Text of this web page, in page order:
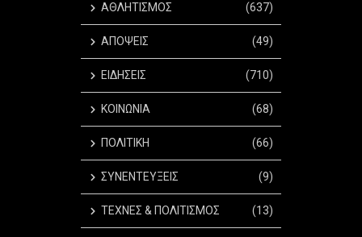
ΑΘΛΗΤΙΣΜΟΣ (637)
ΑΠΟΨΕΙΣ (49)
ΕΙΔΗΣΕΙΣ (710)
ΚΟΙΝΩΝΙΑ (68)
ΠΟΛΙΤΙΚΗ (66)
ΣΥΝΕΝΤΕΥΞΕΙΣ (9)
ΤΕΧΝΕΣ & ΠΟΛΙΤΙΣΜΟΣ (13)